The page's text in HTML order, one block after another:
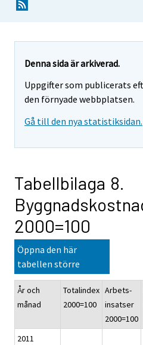
Denna sida är arkiverad.
Uppgifter som publicerats
den förnyade webbplatsen.
Gå till den nya statistiksidan.
Tabellbilaga 8.
2000=100
Öppna den här
tabellen större
År och
månad
Totalindex
2000=100
Arbets-
insatser
2000=100
2011